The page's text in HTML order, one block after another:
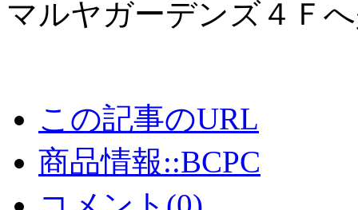
マルヤガーデンズ４Ｆ
この記事のURL
商品情報::BCPC